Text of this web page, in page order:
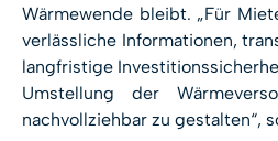
Wärmewende bleibt. „Für
verlässliche Informationen,
langfristige
Umstellung der
nachvollziehbar zu gestalten“,